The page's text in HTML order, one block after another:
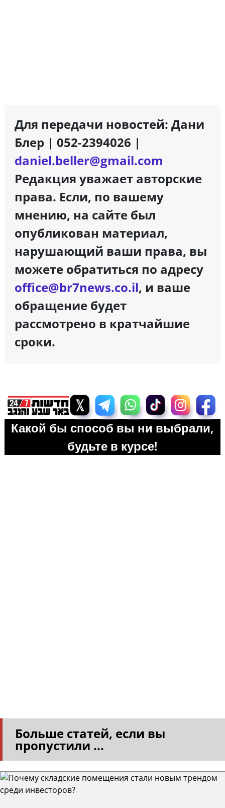
Для передачи новостей: Дани
Блер | 052-2394026 |
daniel.beller@gmail.com
Редакция уважает авторские
права. Если, по вашему
мнению, на сайте был
опубликован материал,
нарушающий ваши права, вы
можете обратиться по адресу
office@br7news.co.il, и ваше
обращение будет
рассмотрено в кратчайшие
сроки.
Какой бы способ вы ни выбрали,
будьте в курсе!
Больше статей, если вы
пропустили ...